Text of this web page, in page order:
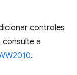
controles
consulte a
.